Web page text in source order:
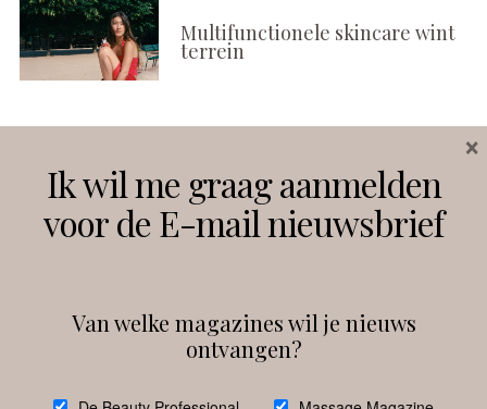
Multifunctionele skincare wint
terrein
Instagram Facebook
debeautyprofessional
Ik wil me graag aanmelden
voor de E-mail nieuwsbrief
Van welke magazines wil je nieuws
ontvangen?
×